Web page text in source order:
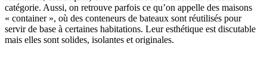
catégorie. Aussi, on retrouve parfois ce qu’on appelle des maisons
« container », où des conteneurs de bateaux sont réutilisés pour
servir de base à certaines habitations. Leur esthétique est discutable
mais elles sont solides, isolantes et originales.